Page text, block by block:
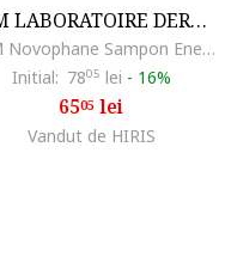
ACM LABORATOIRE DERMATOLOGIQUE
ACM Novophane Sampon Energizant, 200 ml
Initial: 7805 lei - 16%
6505 lei
Vandut de HIRIS